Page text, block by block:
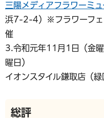
三陽メディアフラワーミュ
浜7-2-4）※フラワーフェ
催
3.令和元年11月1日（金
曜日）
イオンスタイル鎌取店（
総評